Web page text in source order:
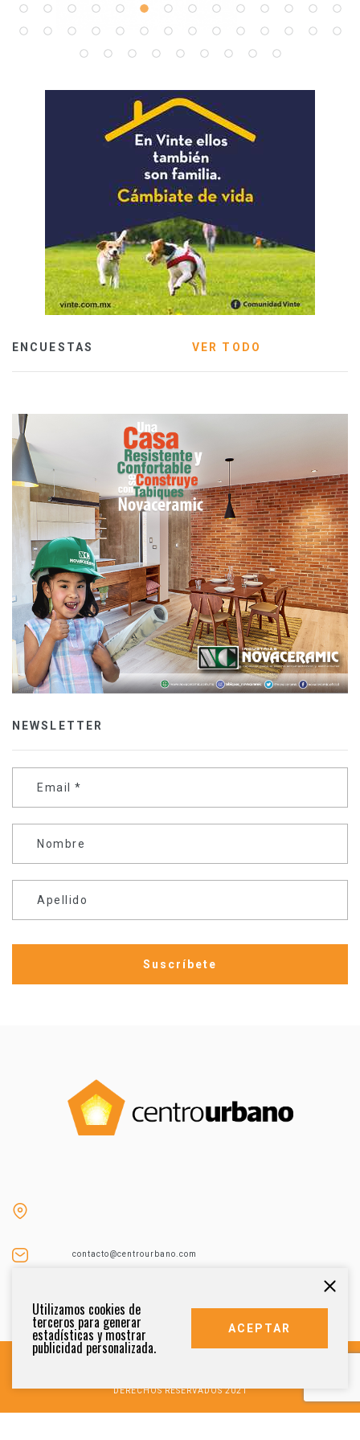
ENCUESTAS VER TODO
NEWSLETTER
Email *
Nombre
Apellido
contacto@centrourbano.com
DERECHOS RESERVADOS 2021
Utilizamos cookies de
terceros para generar
estadísticas y mostrar
publicidad personalizada.
ACEPTAR